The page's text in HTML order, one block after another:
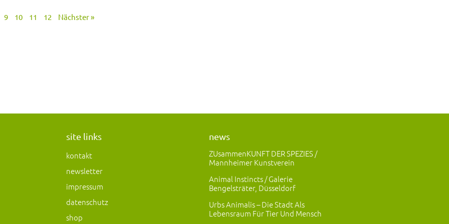
9 10 11 12 Nächster »
site links
kontakt
newsletter
impressum
datenschutz
shop
news
ZUsammenKUNFT DER SPEZIES /
Mannheimer Kunstverein
Animal Instincts / Galerie
Bengelsträter, Düsseldorf
Urbs Animalis – Die Stadt Als
Lebensraum Für Tier Und Mensch